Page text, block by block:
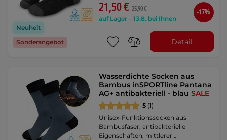
Neuheit
Sonderangebot
21,50 € 25,90 €
auf Lager – 13.8. bei Ihnen
-17%
Detail
Wasserdichte Socken aus
Bambus inSPORTline Pantana
AG+ antibakteriell - blauSALE
5 (1)
Unisex-Funktionssocken aus
Bambusfaser, antibakterielle
Eigenschaften, mittlerer …